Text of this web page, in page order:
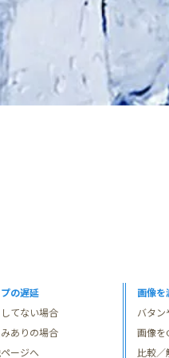
の遅延
てない場合
ありの場合
ージへ
画像を
バタン
画像を
比較／